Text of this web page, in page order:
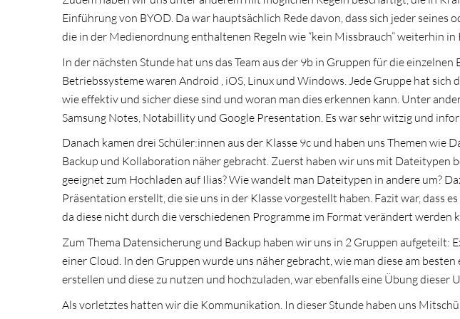
Einführung von BYOD. Da war hauptsächlich Rede davon, dass sich jeder seines
die in der Medienordnung enthaltenen Regeln wie “kein Missbrauch” weiterhin
In der nächsten Stunde hat uns das Team aus der 9b in Gruppen für die
Betriebssysteme waren Android , iOS, Linux und Windows. Jede Gruppe hat sich
wie effektiv und sicher diese sind und woran man dies erkennen kann. Unter
Samsung Notes, Notabillity und Google Presentation. Es war sehr witzig und
Danach kamen drei Schüler:innen aus der Klasse 9c und haben uns Themen wie
Backup und Kollaboration näher gebracht. Zuerst haben wir uns mit Dateitypen
geeignet zum Hochladen auf Ilias? Wie wandelt man Dateitypen in andere um?
Präsentation erstellt, die sie uns in der Klasse vorgestellt haben. Fazit war, dass
da diese nicht durch die verschiedenen Programme im Format verändert werden
Zum Thema Datensicherung und Backup haben wir uns in 2 Gruppen aufgeteilt:
einer Cloud. In den Gruppen wurde uns näher gebracht, wie man diese am
erstellen und diese zu nutzen und hochzuladen, war ebenfalls eine Übung dieser
Als vorletztes hatten wir die Kommunikation. In dieser Stunde haben uns